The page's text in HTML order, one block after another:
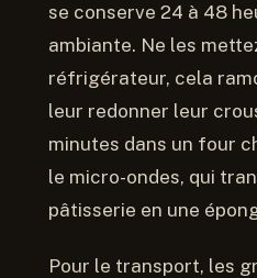
se conserve 24 à 48
ambiante. Ne les
réfrigérateur, cela
leur redonner leur
minutes dans un four
le micro-ondes, qui
pâtisserie en une
Pour le transport, les